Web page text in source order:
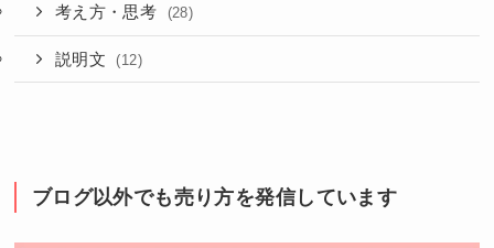
考え方・思考 (28)
説明文 (12)
ブログ以外でも売り方を発信しています